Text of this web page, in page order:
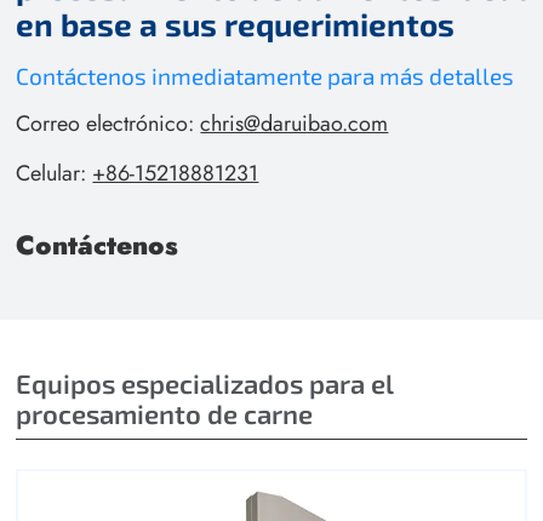
en base a sus requerimientos
Contáctenos inmediatamente para más detalles
Correo electrónico:chris@daruibao.com
Celular: +86-15218881231
Contáctenos
Equipos especializados para el
procesamiento de carne